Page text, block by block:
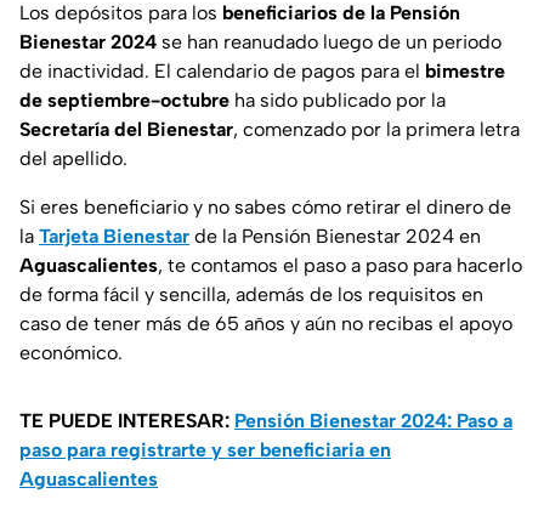
Los depósitos para los beneficiarios de la Pensión
Bienestar 2024 se han reanudado luego de un periodo
de inactividad. El calendario de pagos para el bimestre
de septiembre-octubre ha sido publicado por la
Secretaría del Bienestar, comenzado por la primera letra
del apellido.
Si eres beneficiario y no sabes cómo retirar el dinero de
la Tarjeta Bienestar de la Pensión Bienestar 2024 en
Aguascalientes, te contamos el paso a paso para hacerlo
de forma fácil y sencilla, además de los requisitos en
caso de tener más de 65 años y aún no recibas el apoyo
económico.
TE PUEDE INTERESAR: Pensión Bienestar 2024: Paso a
paso para registrarte y ser beneficiaria en
Aguascalientes